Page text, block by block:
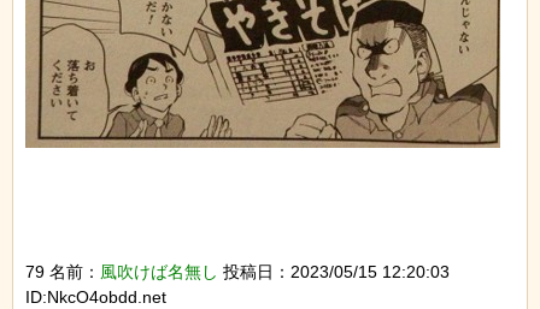
79 名前： 風吹けば名無し 投稿日：2023/05/15 12:20:03
ID:NkcO4obdd.net